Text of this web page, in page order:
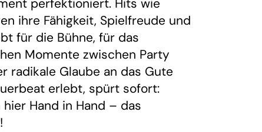
perfektioniert. Hits wie
ihre Fähigkeit, Spielfreude und
für die Bühne, für das
Momente zwischen Party
radikale Glaube an das Gute
erlebt, spürt sofort:
Hand in Hand – das